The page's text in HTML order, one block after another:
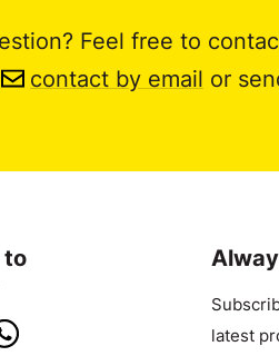
Feel free to
contact by email or
to
latest